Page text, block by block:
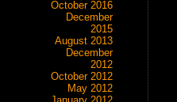
October 2016
December
2015
August 2013
December
2012
October 2012
May 2012